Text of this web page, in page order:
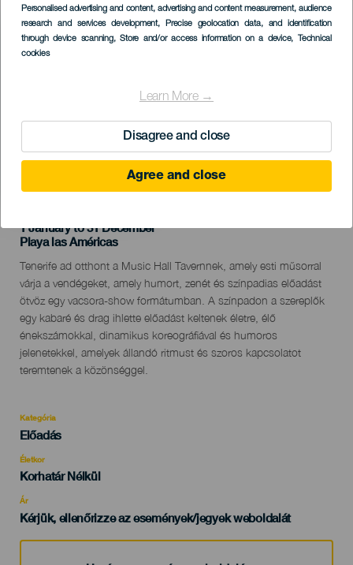
Personalised advertising and content, advertising and content measurement, audience
research and services development, Precise geolocation data, and identification
through device scanning, Store and/or access information on a device, Technical
cookies
Learn More →
Disagree and close
Agree and close
Imagen
Listado
1 January to 31 December
Localidad
Playa las Américas
Descripción
del
evento
Tenerife ad otthont a Music Hall Tavernnek, amely esti műsorral
várja a vendégeket, amely humort, zenét és színpadias előadást
ötvöz egy vacsora-show formátumban. A színpadon a szereplők
egy kabaré és drag ihlette előadást keltenek életre, élő
énekszámokkal, dinamikus koreográfiával és humoros
jelenetekkel, amelyek állandó ritmust és szoros kapcsolatot
teremtenek a közönséggel.
Kategória
Categoría
evento
Előadás
Életkor
Edad
Korhatár Nélkül
Ár
Kérjük, ellenőrizze az események/jegyek weboldalát